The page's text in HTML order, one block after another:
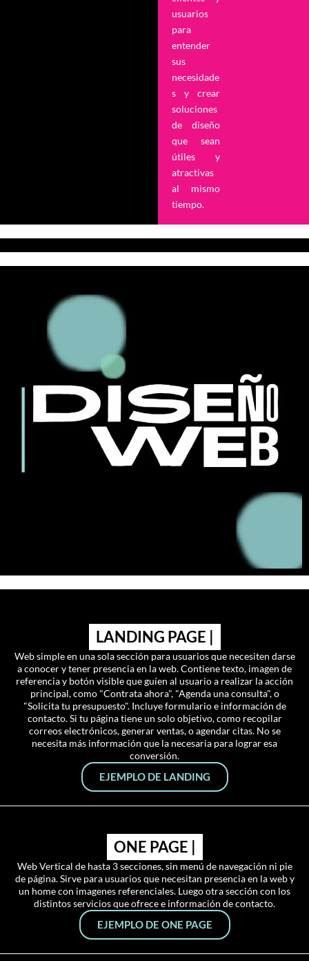
usuarios
para
entender
sus
necesidade
s y crear
soluciones
de diseño
que sean
útiles y
atractivas
al mismo
tiempo.
LANDING PAGE |
Web simple en una sola sección para usuarios que necesiten darse
a conocer y tener presencia en la web. Contiene texto, imagen de
referencia y botón visible que guíen al usuario a realizar la acción
principal, como "Contrata ahora", "Agenda una consulta", o
"Solicita tu presupuesto". Incluye formulario e información de
contacto. Si tu página tiene un solo objetivo, como recopilar
correos electrónicos, generar ventas, o agendar citas. No se
necesita más información que la necesaria para lograr esa
conversión.
EJEMPLO DE LANDING
ONE PAGE |
Web Vertical de hasta 3 secciones, sin menú de navegación ni pie
de página. Sirve para usuarios que necesitan presencia en la web y
un home con imagenes referenciales. Luego otra sección con los
distintos servicios que ofrece e información de contacto.
EJEMPLO DE ONE PAGE